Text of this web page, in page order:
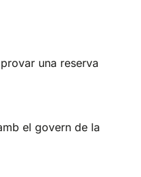
una reserva
el govern de la